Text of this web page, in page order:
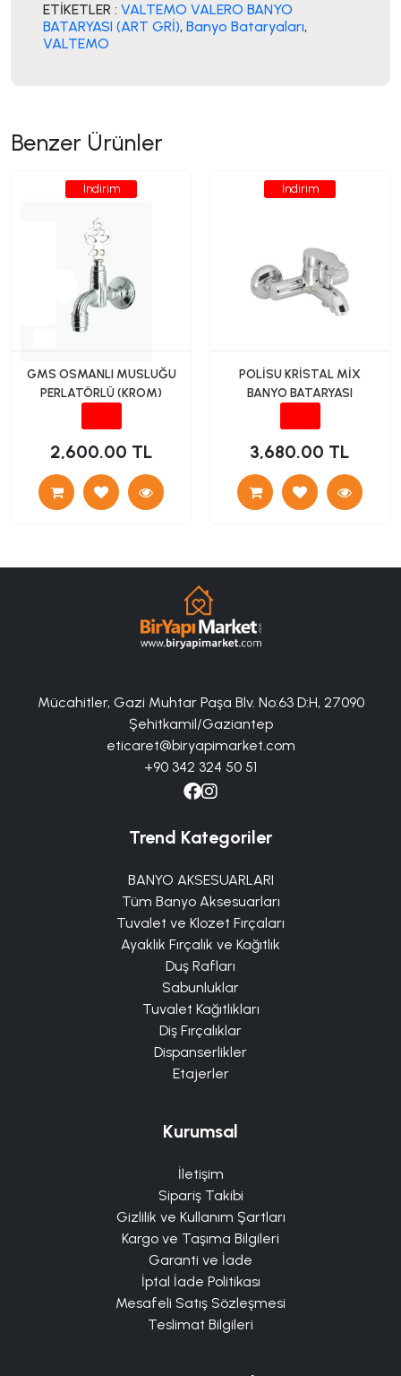
ETİKETLER : VALTEMO VALERO BANYO
BATARYASI (ART GRİ), Banyo Bataryaları,
VALTEMO
Benzer Ürünler
İndirim
GMS OSMANLI MUSLUĞU
PERLATÖRLÜ (KROM)
2,600.00 TL
İndirim
POLİSU KRİSTAL MİX
BANYO BATARYASI
3,680.00 TL
Mücahitler, Gazi Muhtar Paşa Blv. No:63 D:H, 27090
Şehitkamil/Gaziantep
eticaret@biryapimarket.com
+90 342 324 50 51
Trend Kategoriler
BANYO AKSESUARLARI
Tüm Banyo Aksesuarları
Tuvalet ve Klozet Fırçaları
Ayaklık Fırçalık ve Kağıtlık
Duş Rafları
Sabunluklar
Tuvalet Kağıtlıkları
Diş Fırçalıklar
Dispanserlikler
Etajerler
Kurumsal
İletişim
Sipariş Takibi
Gizlilik ve Kullanım Şartları
Kargo ve Taşıma Bilgileri
Garanti ve İade
İptal İade Politikası
Mesafeli Satış Sözleşmesi
Teslimat Bilgileri